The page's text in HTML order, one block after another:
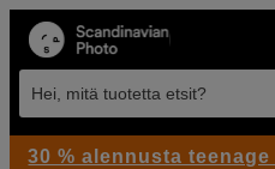
Hei, mitä tuotetta etsit?
30 % alennusta